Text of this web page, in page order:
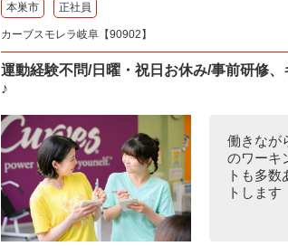
本巣市 正社員
カーブスモレラ岐阜【90902】
運動経験不問/日曜・祝日お休み/事前研修
♪
働きなが
のワーキ
トも多
トしま